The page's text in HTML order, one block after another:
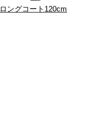
ロングコート120cm